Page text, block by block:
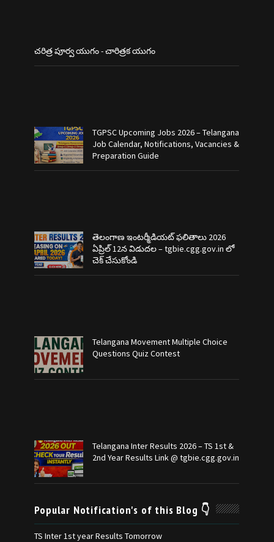
చరిత్ర పూర్వ యుగం - చారిత్రక యుగం
TGPSC Upcoming Jobs 2026 – Telangana
Job Calendar, Notifications, Vacancies &
Preparation Guide
తెలంగాణ ఇంటర్మీడియట్ ఫలితాలు 2026
ఏప్రిల్ 12న విడుదల – tgbie.cgg.gov.in లో
చెక్ చేసుకోండి
Telangana Movement Multiple Choice
Questions Quiz Contest
Telangana Inter Results 2026 – TS 1st &
2nd Year Results Link @ tgbie.cgg.gov.in
Popular Notification's of this Blog 👇
TS Inter 1st year Results Tomorrow